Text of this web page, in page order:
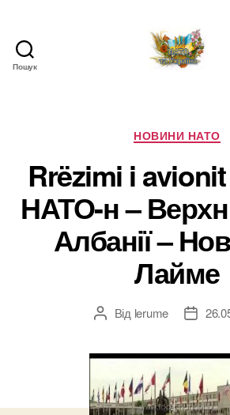
Пошук
Новини
про
НАТО
в
Україні
Категорії
НОВИНИ НАТО
Rrëzimi i
НАТО-н –
Албанії –
Лайме
Автор
Від lerume
Дата